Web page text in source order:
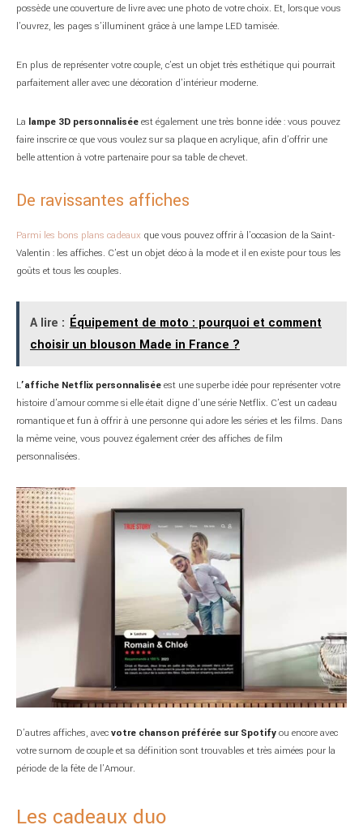
possède une couverture de livre avec une photo de votre choix. Et, lorsque vous
l’ouvrez, les pages s’illuminent grâce à une lampe LED tamisée.
En plus de représenter votre couple, c’est un objet très esthétique qui pourrait
parfaitement aller avec une décoration d’intérieur moderne.
La lampe 3D personnaliséeest également une très bonne idée : vous pouvez
faire inscrire ce que vous voulez sur sa plaque en acrylique, afin d’offrir une
belle attention à votre partenaire pour sa table de chevet.
De ravissantes affiches
Parmi les bons plans cadeaux que vous pouvez offrir à l’occasion de la Saint-
Valentin : les affiches. C’est un objet déco à la mode et il en existe pour tous les
goûts et tous les couples.
A lire : Équipement de moto : pourquoi et comment
choisir un blouson Made in France ?
L’affiche Netflix personnaliséeest une superbe idée pour représenter votre
histoire d’amour comme si elle était digne d’une série Netflix. C’est un cadeau
romantique et fun à offrir à une personne qui adore les séries et les films. Dans
la même veine, vous pouvez également créer des affiches de film
personnalisées.
D’autres affiches, avecvotre chanson préférée sur Spotifyou encore avec
votre surnom de couple et sa définition sont trouvables et très aimées pour la
période de la fête de l’Amour.
Les cadeaux duo